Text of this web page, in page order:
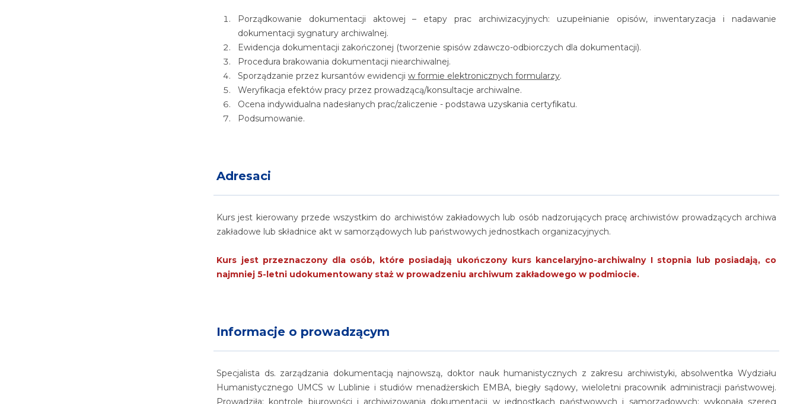
Porządkowanie dokumentacji aktowej – etapy prac archiwizacyjnych: uzupełnianie opisów, inwentaryzacja i nadawanie
dokumentacji sygnatury archiwalnej.
Ewidencja dokumentacji zakończonej (tworzenie spisów zdawczo-odbiorczych dla dokumentacji).
Procedura brakowania dokumentacji niearchiwalnej.
Sporządzanie przez kursantów ewidencji w formie elektronicznych formularzy.
Weryfikacja efektów pracy przez prowadzącą/konsultacje archiwalne.
Ocena indywidualna nadesłanych prac/zaliczenie - podstawa uzyskania certyfikatu.
Podsumowanie.
Adresaci
Kurs jest kierowany przede wszystkim do archiwistów zakładowych lub osób nadzorujących pracę archiwistów prowadzących archiwa
zakładowe lub składnice akt w samorządowych lub państwowych jednostkach organizacyjnych.
Kurs jest przeznaczony dla osób, które posiadają ukończony kurs kancelaryjno-archiwalny I stopnia lub posiadają, co
najmniej 5-letni udokumentowany staż w prowadzeniu archiwum zakładowego w podmiocie.
Informacje o prowadzącym
Specjalista ds. zarządzania dokumentacją najnowszą, doktor nauk humanistycznych z zakresu archiwistyki, absolwentka Wydziału
Humanistycznego UMCS w Lublinie i studiów menadżerskich EMBA, biegły sądowy, wieloletni pracownik administracji państwowej.
Prowadziła: kontrole biurowości i archiwizowania dokumentacji w jednostkach państwowych i samorządowych; wykonała szereg